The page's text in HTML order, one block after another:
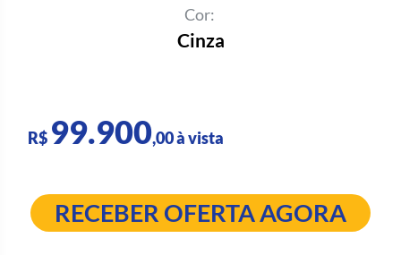
Cor:
Cinza
R$ 99.900,00 à vista
RECEBER OFERTA AGORA